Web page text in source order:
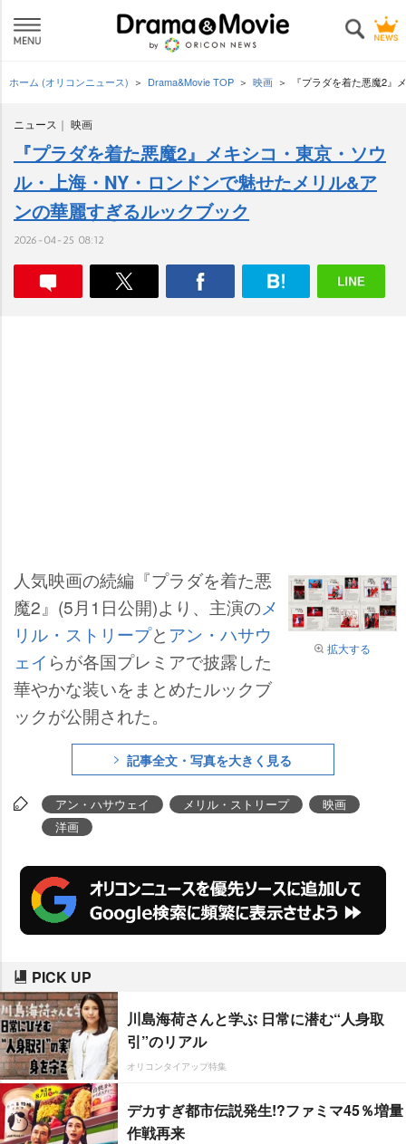
ホーム (オリコンニュース) Drama&Movie TOP 映画 『プラダを着た悪魔2』
ニュース 映画
『プラダを着た悪魔2』メキシコ・東京・ソウ
ル・上海・NY・ロンドンで魅せたメリル&ア
ンの華麗すぎるルックブック
2026-04-25 08:12
拡大する
人気映画の続編『プラダを着た悪
魔2』(5月1日公開)より、主演のメ
リル・ストリープと アン・ハサウ
ェイ らが各国プレミアで披露した
華やかな装いをまとめたルックブ
ックが公開された。
記事全文・写真を大きく見る
アン・ハサウェイ メリル・ストリープ
映画
洋画
PICK UP
川島海荷さんと学ぶ 日常に潜む“人身取
引”のリアル
オリコンタイアップ特集
デカすぎ都市伝説発生!?ファミマ45％増量
作戦再来